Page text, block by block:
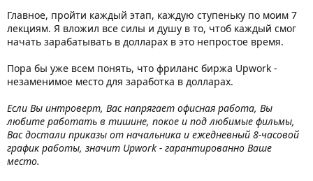
Главное, пройти каждый этап, каждую ступеньку по моим 7
лекциям. Я вложил все силы и душу в то, чтоб каждый смог
начать зарабатывать в долларах в это непростое время.
Пора бы уже всем понять, что фриланс биржа Upwork -
незаменимое место для заработка в долларах.
Если Вы интроверт, Вас напрягает офисная работа, Вы
любите работать в тишине, покое и под любимые фильмы,
Вас достали приказы от начальника и ежедневный 8-часовой
график работы, значит Upwork - гарантированно Ваше
место.